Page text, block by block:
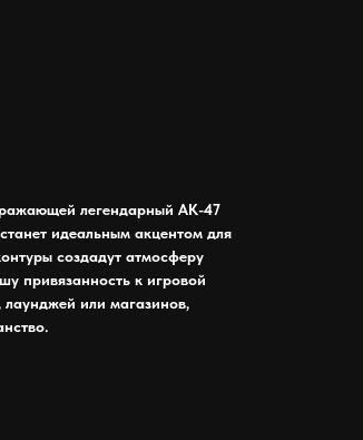
легендарный AK-47
идеальным акцентом для
создадут атмосферу
привязанность к игровой
лаунджей или магазинов,